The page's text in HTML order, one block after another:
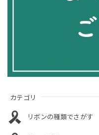
カテゴリ
リボンの種類でさがす